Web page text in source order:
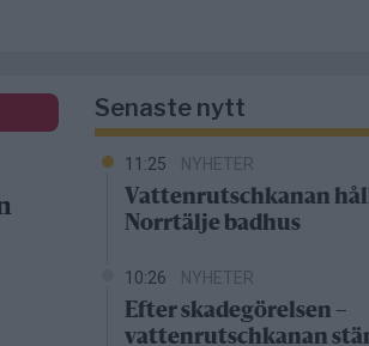
Senaste nytt
11:25 NYHETER
Vattenrutschkanan
Norrtälje badhus
10:26 NYHETER
Efter skadegörelsen –
vattenrutschkanan